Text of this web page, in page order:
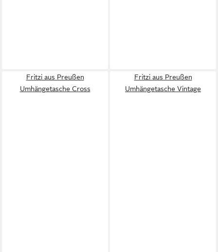
Fritzi aus Preußen
Umhängetasche Cross
Fritzi aus Preußen
Umhängetasche Vintage